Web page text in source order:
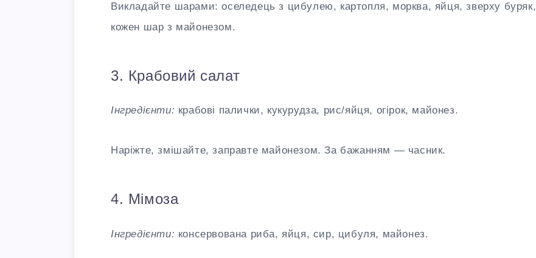
Викладайте шарами: оселедець з цибулею, картопля, морква, яйця, зверху буряк,
кожен шар з майонезом.
3. Крабовий салат
Інгредієнти: крабові палички, кукурудза, рис/яйця, огірок, майонез.
Наріжте, змішайте, заправте майонезом. За бажанням — часник.
4. Мімоза
Інгредієнти: консервована риба, яйця, сир, цибуля, майонез.